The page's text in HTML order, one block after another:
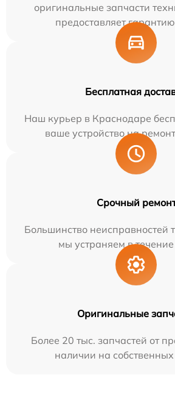
оригинальные запчасти
предоставляет
Бесплатная
Наш курьер в Краснодаре
ваше устройство на
Срочный
Большинство неисправностей
мы устраняем в
Оригинальные
Более 20 тыс. запчастей от
наличии на